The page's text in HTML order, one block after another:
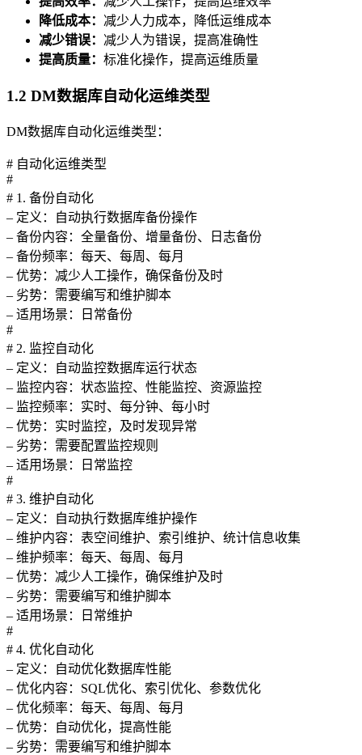
降低成本： 减少人力成本，降低运维成本
减少错误： 减少人为错误，提高准确性
提高质量： 标准化操作，提高运维质量
1.2 DM数据库自动化运维类型
DM数据库自动化运维类型：
# 自动化运维类型
#
# 1. 备份自动化
– 定义：自动执行数据库备份操作
– 备份内容：全量备份、增量备份、日志备份
– 备份频率：每天、每周、每月
– 优势：减少人工操作，确保备份及时
– 劣势：需要编写和维护脚本
– 适用场景：日常备份
#
# 2. 监控自动化
– 定义：自动监控数据库运行状态
– 监控内容：状态监控、性能监控、资源监控
– 监控频率：实时、每分钟、每小时
– 优势：实时监控，及时发现异常
– 劣势：需要配置监控规则
– 适用场景：日常监控
#
# 3. 维护自动化
– 定义：自动执行数据库维护操作
– 维护内容：表空间维护、索引维护、统计信息收集
– 维护频率：每天、每周、每月
– 优势：减少人工操作，确保维护及时
– 劣势：需要编写和维护脚本
– 适用场景：日常维护
#
# 4. 优化自动化
– 定义：自动优化数据库性能
– 优化内容：SQL优化、索引优化、参数优化
– 优化频率：每天、每周、每月
– 优势：自动优化，提高性能
– 劣势：需要编写和维护脚本